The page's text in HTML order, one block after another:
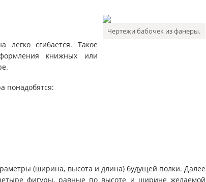
Чертежи бабочек из фанеры.
легко сгибается. Такое
книжных или
понадобятся:
(ширина, высота и длина) будущей полки. Далее
фигуры, равные по высоте и ширине желаемой